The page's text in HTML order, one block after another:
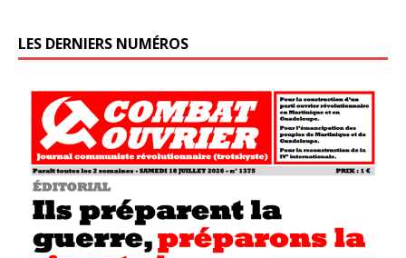
LES DERNIERS NUMÉROS